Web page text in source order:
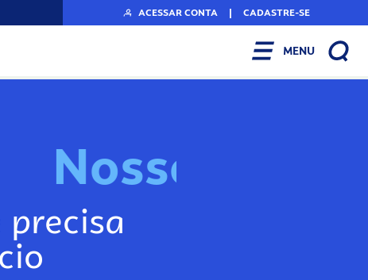
ACESSAR CONTA | CADASTRE-SE
MENU
No